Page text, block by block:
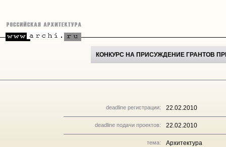
КОНКУРС НА ПРИСУЖДЕНИЕ ГРАНТОВ
deadline регистрации: 22.02.2010
deadline подачи проектов: 22.02.2010
тема: Архитектура